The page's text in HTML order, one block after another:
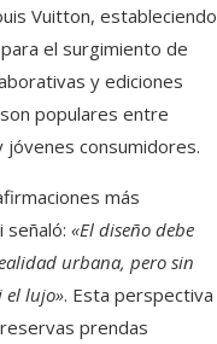
Vuitton, estableciendo
el surgimiento de
y ediciones
populares entre
jóvenes consumidores.
más
señaló: «El diseño debe
urbana, pero sin
el lujo». Esta perspectiva
prendas